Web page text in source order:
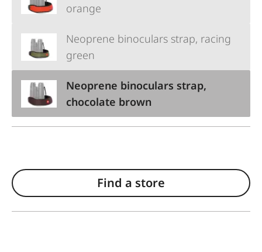
orange
Neoprene binoculars strap, racing
green
Neoprene binoculars strap,
chocolate brown
Find a store